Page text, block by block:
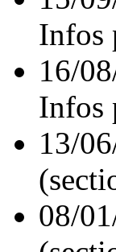
Infos
16/
Infos
13/
08/